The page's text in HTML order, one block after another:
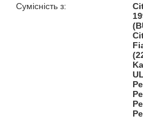
Сумісність з: